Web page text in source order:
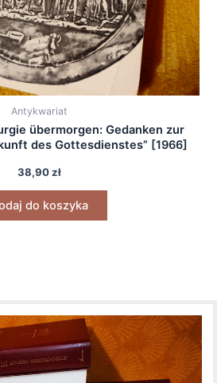
Antykwariat
übermorgen: Gedanken zur
des Gottesdienstes” [1966]
38,90zł
do koszyka